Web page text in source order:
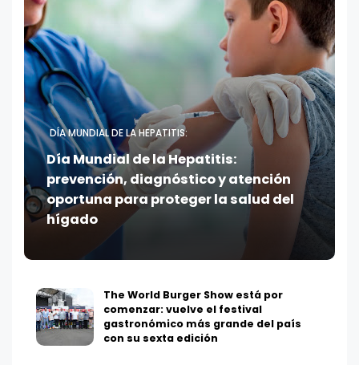
DÍA MUNDIAL DE LA HEPATITIS:
Día Mundial de la Hepatitis:
prevención, diagnóstico y atención
oportuna para proteger la salud del
hígado
The World Burger Show está por
comenzar: vuelve el festival
gastronómico más grande del país
con su sexta edición